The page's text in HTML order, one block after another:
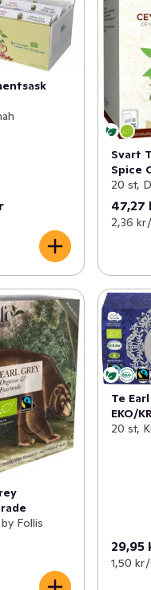
Svart
Spice
20 st,
47,27
2,36 kr
Follis
Te
EKO/
20 st,
29,95
1,50 kr